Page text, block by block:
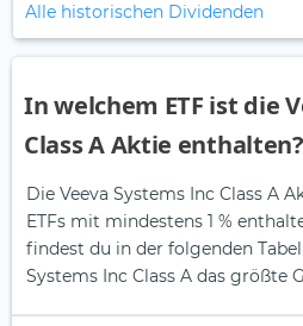
Alle historischen Dividenden
In welchem ETF ist die
Class A Aktie enthalten?
Die Veeva Systems Inc Class A
ETFs mit mindestens 1 %
findest du in der folgenden
Systems Inc Class A das größte